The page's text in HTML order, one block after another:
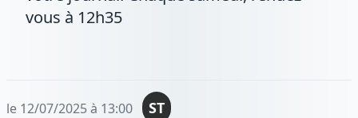
vous à 12h35
le 12/07/2025 à 13:00 ST